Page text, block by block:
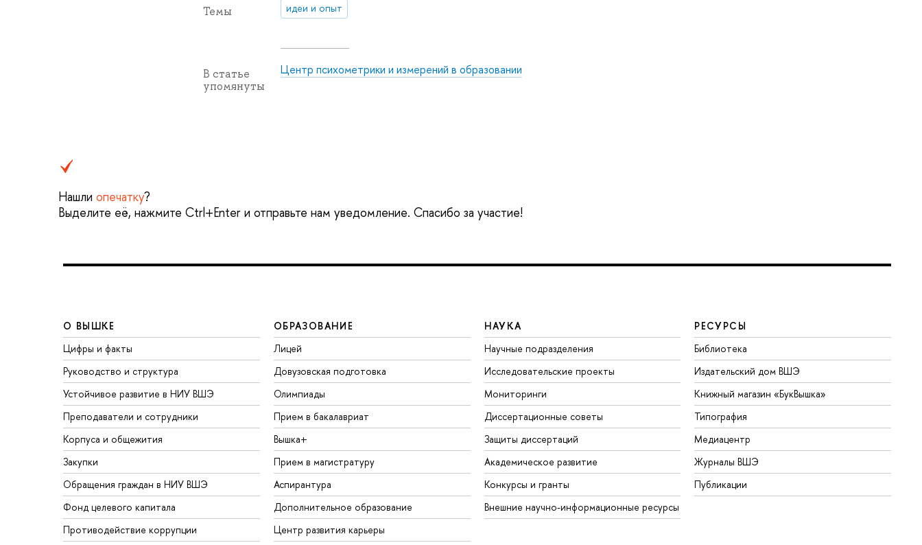
Темы идеи и опыт
В статье
упомянуты
Центр психометрики и измерений в образовании
Нашли опечатку?
Выделите её, нажмите Ctrl+Enter и отправьте нам уведомление. Спасибо за участие!
О ВЫШКЕ
Цифры и факты
Руководство и структура
Устойчивое развитие в НИУ ВШЭ
Преподаватели и сотрудники
Корпуса и общежития
Закупки
Обращения граждан в НИУ ВШЭ
Фонд целевого капитала
Противодействие коррупции
ОБРАЗОВАНИЕ
Лицей
Довузовская подготовка
Олимпиады
Прием в бакалавриат
Вышка+
Прием в магистратуру
Аспирантура
Дополнительное образование
Центр развития карьеры
НАУКА
Научные подразделения
Исследовательские проекты
Мониторинги
Диссертационные советы
Защиты диссертаций
Академическое развитие
Конкурсы и гранты
Внешние научно-информационные ресурсы
РЕСУРСЫ
Библиотека
Издательский дом ВШЭ
Книжный магазин «БукВышка»
Типография
Медиацентр
Журналы ВШЭ
Публикации